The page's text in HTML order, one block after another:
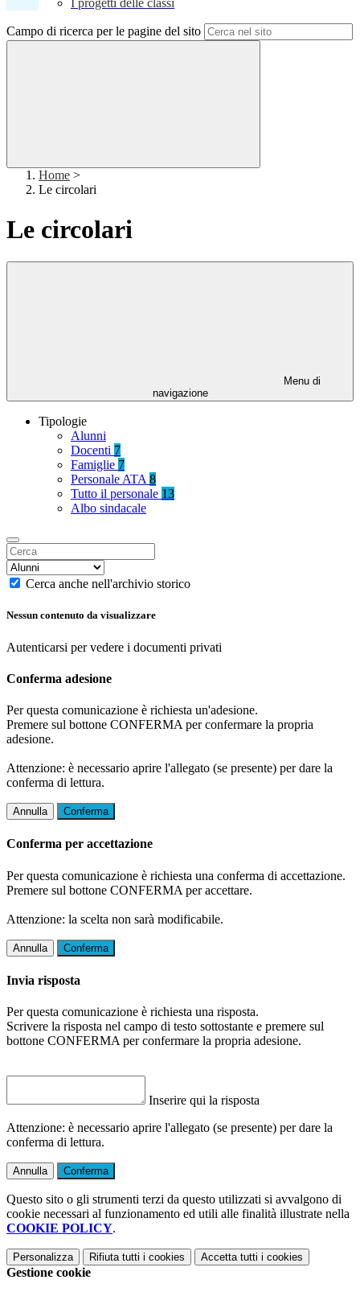
I progetti delle classi
Campo di ricerca per le pagine del sito
Home >
Le circolari
Le circolari
Menu di
navigazione
Tipologie
Alunni
Docenti 7
Famiglie 7
Personale ATA 8
Tutto il personale 13
Albo sindacale
Cerca anche nell'archivio storico
Nessun contenuto da visualizzare
Autenticarsi per vedere i documenti privati
Conferma adesione
Per questa comunicazione è richiesta un'adesione.
Premere sul bottone CONFERMA per confermare la propria
adesione.
Attenzione: è necessario aprire l'allegato (se presente) per dare la
conferma di lettura.
Annulla Conferma
Conferma per accettazione
Per questa comunicazione è richiesta una conferma di accettazione.
Premere sul bottone CONFERMA per accettare.
Attenzione: la scelta non sarà modificabile.
Annulla Conferma
Invia risposta
Per questa comunicazione è richiesta una risposta.
Scrivere la risposta nel campo di testo sottostante e premere sul
bottone CONFERMA per confermare la propria adesione.
Inserire qui la risposta
Attenzione: è necessario aprire l'allegato (se presente) per dare la
conferma di lettura.
Annulla Conferma
Questo sito o gli strumenti terzi da questo utilizzati si avvalgono di
cookie necessari al funzionamento ed utili alle finalità illustrate nella
COOKIE POLICY.
Personalizza Rifiuta tutti i cookies Accetta tutti i cookies
Gestione cookie